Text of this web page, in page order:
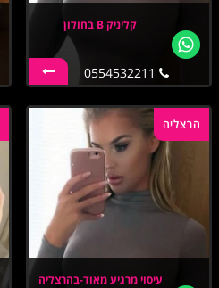
קליניק B בחולון
הרצליה
עיסוי מרגיע מאוד-בהרצליה